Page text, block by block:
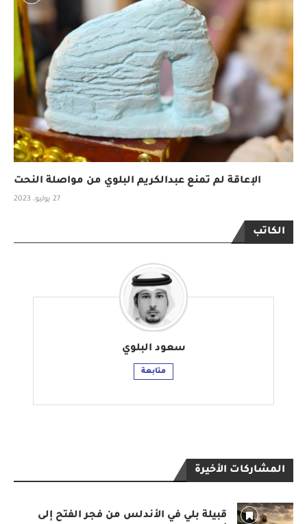
الإعاقة لم تمنع عبدالكريم البلوي من مواصلة النحت
27 يوليو، 2023
الكاتب
سعود البلوي
متابعة
المشاركات الأخيرة
قبيلة بلي في الأندلس من فجر الفتح إلى